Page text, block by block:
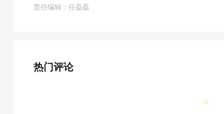
责任编辑：任磊磊
热门评论